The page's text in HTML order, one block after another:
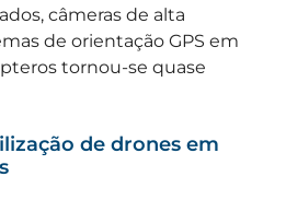
câmeras de alta
de orientação GPS em
tornou-se quase
de drones em